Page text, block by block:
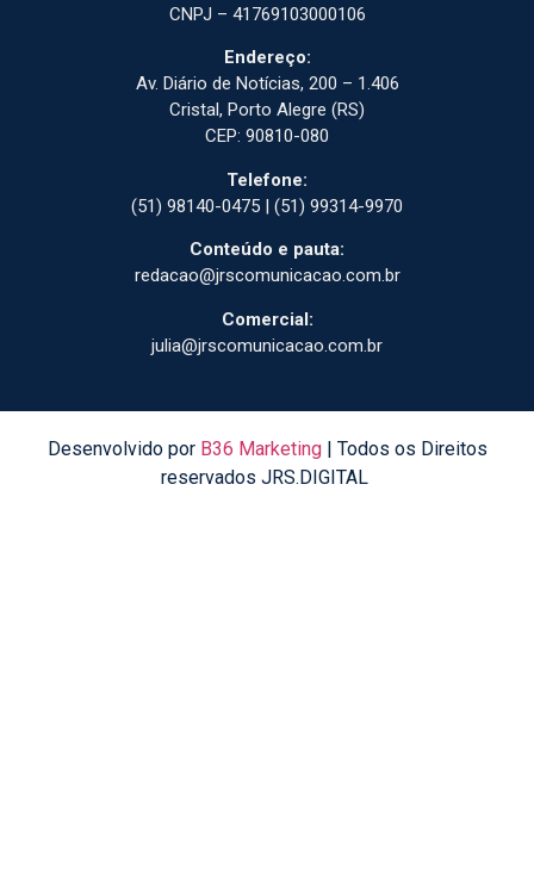
CNPJ – 41769103000106
Endereço:
Av. Diário de Notícias, 200 – 1.406
Cristal, Porto Alegre (RS)
CEP: 90810-080
Telefone:
(51) 98140-0475 | (51) 99314-9970
Conteúdo e pauta:
redacao@jrscomunicacao.com.br
Comercial:
julia@jrscomunicacao.com.br
Desenvolvido por B36 Marketing| Todos os Direitos
reservados JRS.DIGITAL